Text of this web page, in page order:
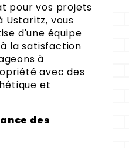
pour vos projets
Ustaritz, vous
d'une équipe
la satisfaction
à
avec des
et
des